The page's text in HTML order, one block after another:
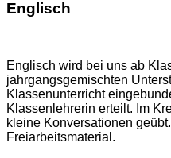
Englisch
Englisch wird bei uns ab
jahrgangsgemischten
Klassenunterricht
Klassenlehrerin erteilt. Im
kleine Konversationen
Freiarbeitsmaterial.